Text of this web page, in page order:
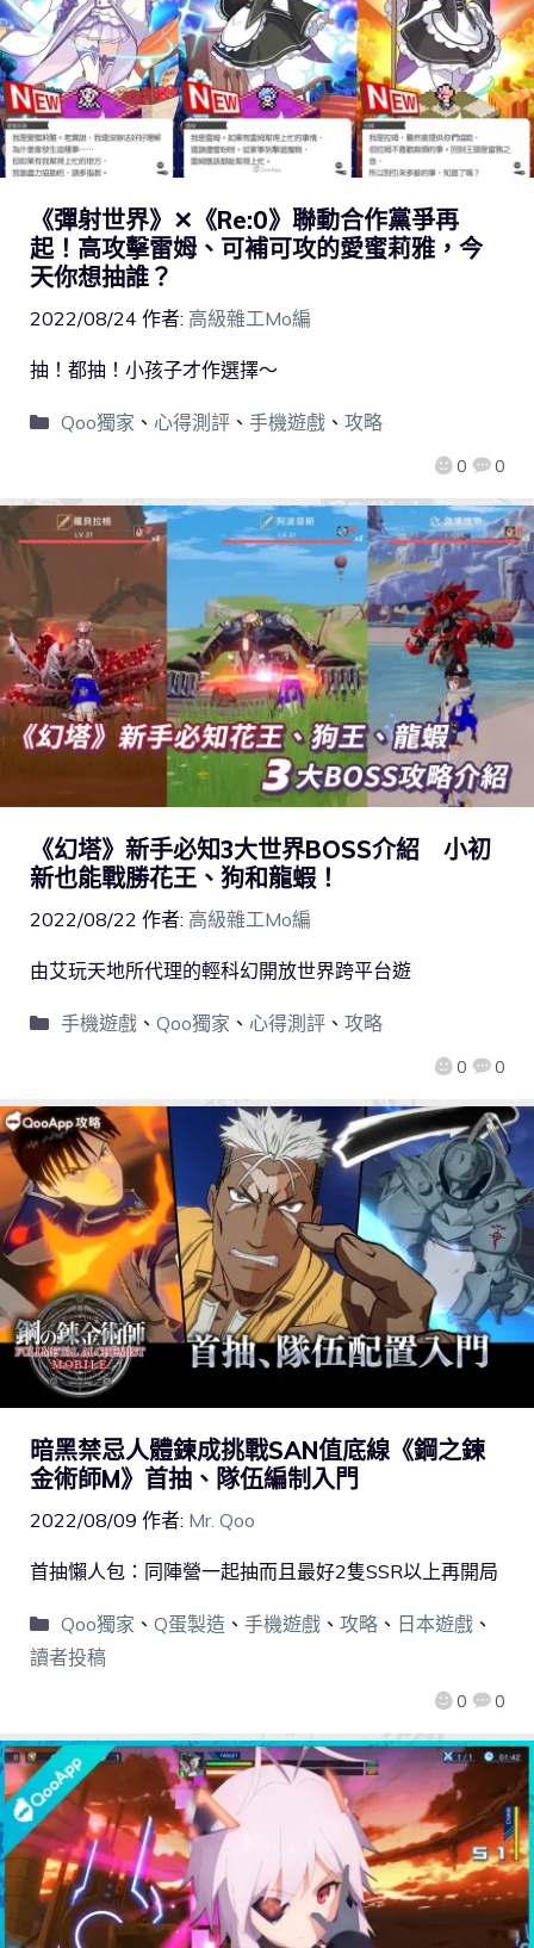
《彈射世界》✕《Re:0》聯動合作黨爭再
起！高攻擊雷姆、可補可攻的愛蜜莉雅，今
天你想抽誰？
2022/08/24 作者: 高級雜工Mo編
0 0
抽！都抽！小孩子才作選擇～
Qoo獨家 、 心得測評、 手機遊戲、 攻略
《幻塔》新手必知3大世界BOSS介紹 小初
新也能戰勝花王、狗和龍蝦！
2022/08/22 作者: 高級雜工Mo編
0 0
由艾玩天地所代理的輕科幻開放世界跨平台遊
手機遊戲、 Qoo獨家 、 心得測評、 攻略
暗黑禁忌人體鍊成挑戰SAN值底線《鋼之鍊
金術師M》首抽、隊伍編制入門
2022/08/09 作者: Mr. Qoo
0 0
首抽懶人包：同陣營一起抽而且最好2隻SSR以上再開局
Qoo獨家 、 Q蛋製造 、 手機遊戲、 攻略、 日本遊戲、
讀者投稿